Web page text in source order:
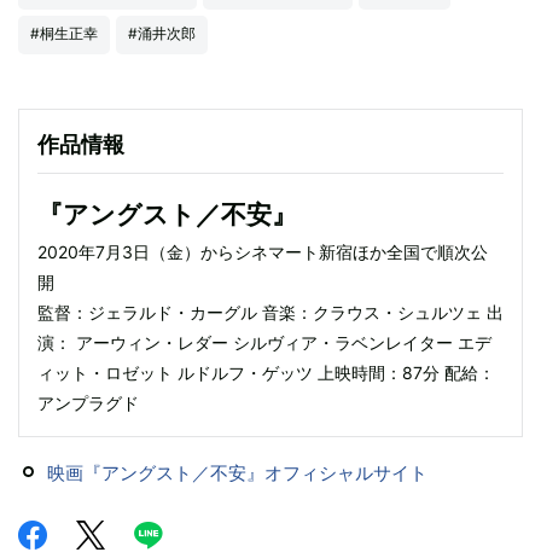
#桐生正幸 #涌井次郎
作品情報
『アングスト／不安』
2020年7月3日（金）からシネマート新宿ほか全国で順次公
開
監督：ジェラルド・カーグル 音楽：クラウス・シュルツェ 出
演： アーウィン・レダー シルヴィア・ラベンレイター エデ
ィット・ロゼット ルドルフ・ゲッツ 上映時間：87分 配給：
アンプラグド
映画『アングスト／不安』オフィシャルサイト